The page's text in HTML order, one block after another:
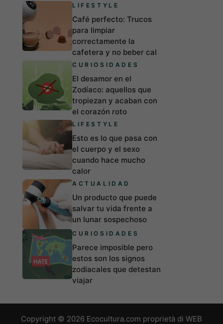
LIFESTYLE
Café perfecto: Trucos
para limpiar
correctamente la
cafetera y no beber cal
CURIOSIDADES
El desamor en el
Zodíaco: aquellos que
tropiezan y acaban con
el corazón roto
LIFESTYLE
Esto es lo que pasa con
el cuerpo y el sexo
cuando hace mucho
calor
ACTUALIDAD
Un producto que puede
salvar tu vida frente a
un lunar sospechoso
CURIOSIDADES
Parece imposible pero
estos son los signos
zodiacales que detestan
viajar
Copyright © 2026 Ecocultura.com proprietà di WEB